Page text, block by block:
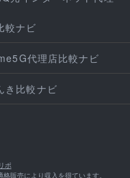
較ナビ
代理店比較ナビ
き比較ナビ
ポ
販売により収入を得ています。